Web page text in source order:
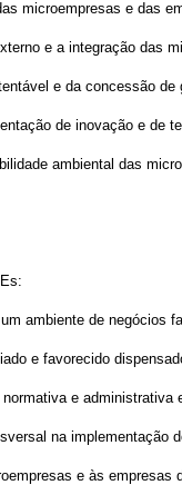
microempresas e das
e a integração das
e da concessão
de inovação e de
ambiental das
ambiente de negócios
e favorecido
e
na
e às empresas